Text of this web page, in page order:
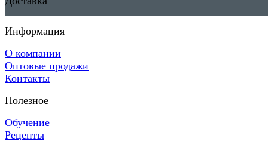
Информация
О компании
Оптовые продажи
Контакты
Полезное
Обучение
Рецепты